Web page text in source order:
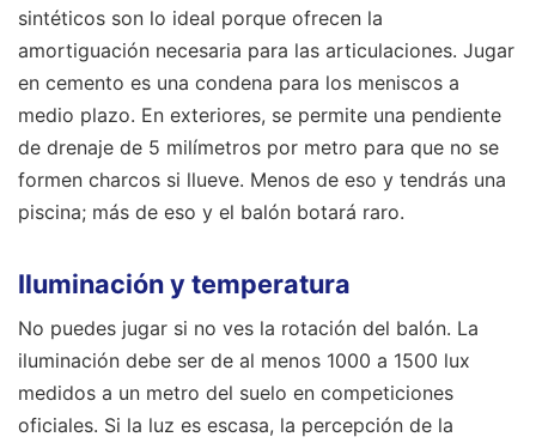
sintéticos son lo ideal porque ofrecen la
amortiguación necesaria para las articulaciones. Jugar
en cemento es una condena para los meniscos a
medio plazo. En exteriores, se permite una pendiente
de drenaje de 5 milímetros por metro para que no se
formen charcos si llueve. Menos de eso y tendrás una
piscina; más de eso y el balón botará raro.
Iluminación y temperatura
No puedes jugar si no ves la rotación del balón. La
iluminación debe ser de al menos 1000 a 1500 lux
medidos a un metro del suelo en competiciones
oficiales. Si la luz es escasa, la percepción de la